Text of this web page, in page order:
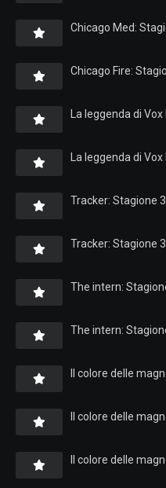
Chicago Med:
Chicago Fire:
La leggenda di
La leggenda di
Tracker: Stagione
Tracker: Stagione
The intern:
The intern:
Il colore delle
Il colore delle
Il colore delle